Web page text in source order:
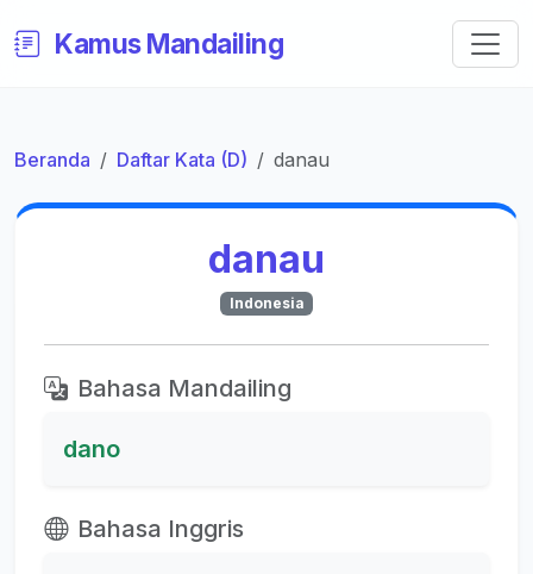
Kamus Mandailing
Beranda Daftar Kata (D) danau
danau
Indonesia
Bahasa Mandailing
dano
Bahasa Inggris